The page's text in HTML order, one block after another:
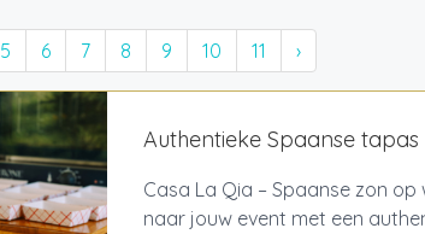
5 6 7 8 9 10 11 ›
Authentieke Spaanse
Casa La Qia – Spaanse zon
naar jouw event met een